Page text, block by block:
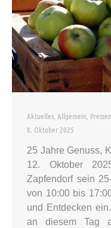
Aktuelles Allgemein
8. Oktober 2025
25 Jahre Genuss,
12. Oktober
Zapfendorf sein
von 10:00 bis
und Entdecken
an diesem Tag